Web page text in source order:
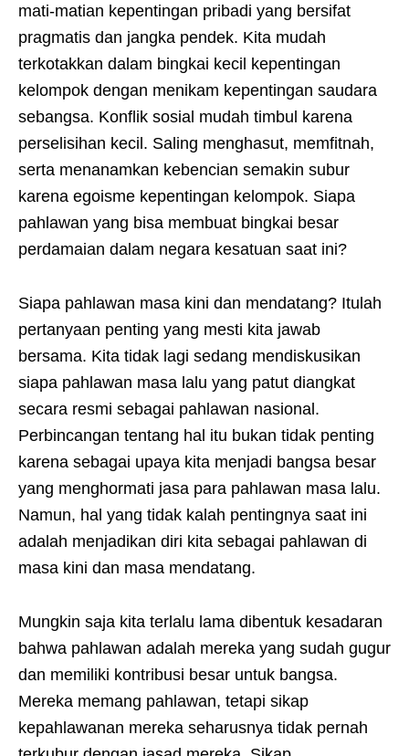
mati-matian kepentingan pribadi yang bersifat
pragmatis dan jangka pendek. Kita mudah
terkotakkan dalam bingkai kecil kepentingan
kelompok dengan menikam kepentingan saudara
sebangsa. Konflik sosial mudah timbul karena
perselisihan kecil. Saling menghasut, memfitnah,
serta menanamkan kebencian semakin subur
karena egoisme kepentingan kelompok. Siapa
pahlawan yang bisa membuat bingkai besar
perdamaian dalam negara kesatuan saat ini?
Siapa pahlawan masa kini dan mendatang? Itulah
pertanyaan penting yang mesti kita jawab
bersama. Kita tidak lagi sedang mendiskusikan
siapa pahlawan masa lalu yang patut diangkat
secara resmi sebagai pahlawan nasional.
Perbincangan tentang hal itu bukan tidak penting
karena sebagai upaya kita menjadi bangsa besar
yang menghormati jasa para pahlawan masa lalu.
Namun, hal yang tidak kalah pentingnya saat ini
adalah menjadikan diri kita sebagai pahlawan di
masa kini dan masa mendatang.
Mungkin saja kita terlalu lama dibentuk kesadaran
bahwa pahlawan adalah mereka yang sudah gugur
dan memiliki kontribusi besar untuk bangsa.
Mereka memang pahlawan, tetapi sikap
kepahlawanan mereka seharusnya tidak pernah